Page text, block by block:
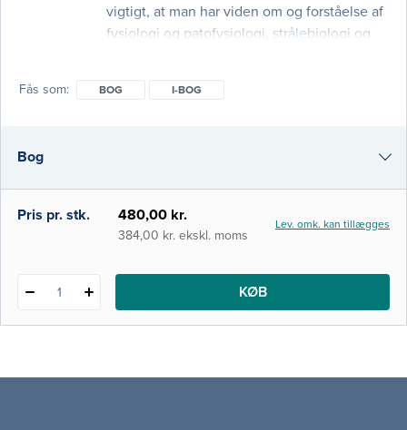
vigtigt, at man har viden om og forståelse af
fysiologi og patofysiologi, strålebiologi og
for specialet i høj grad baseret på
I denne 3. udgave af Klinisk nuklearmedicin
har vi derfor valgt også at
Fås som BOG I-BOG
Bog
i-bog
Pris pr. stk. 480,00 kr.
384,00 kr. ekskl. moms
Lev. omk. kan tillægges
1 KØB